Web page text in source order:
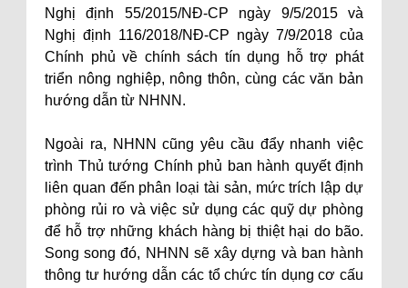
Nghị định 55/2015/NĐ-CP ngày 9/5/2015 và
Nghị định 116/2018/NĐ-CP ngày 7/9/2018 của
Chính phủ về chính sách tín dụng hỗ trợ phát
triển nông nghiệp, nông thôn, cùng các văn bản
hướng dẫn từ NHNN.
Ngoài ra, NHNN cũng yêu cầu đẩy nhanh việc
trình Thủ tướng Chính phủ ban hành quyết định
liên quan đến phân loại tài sản, mức trích lập dự
phòng rủi ro và việc sử dụng các quỹ dự phòng
để hỗ trợ những khách hàng bị thiệt hại do bão.
Song song đó, NHNN sẽ xây dựng và ban hành
thông tư hướng dẫn các tổ chức tín dụng cơ cấu